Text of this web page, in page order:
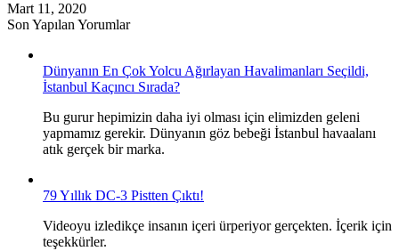
Mart 11, 2020
Son Yapılan Yorumlar
Dünyanın En Çok Yolcu Ağırlayan Havalimanları Seçildi,
İstanbul Kaçıncı Sırada?
Bu gurur hepimizin daha iyi olması için elimizden geleni
yapmamız gerekir. Dünyanın göz bebeği İstanbul havaalanı
atık gerçek bir marka.
79 Yıllık DC-3 Pistten Çıktı!
Videoyu izledikçe insanın içeri ürperiyor gerçekten. İçerik için
teşekkürler.